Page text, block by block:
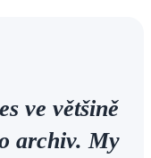
ve většině
archiv. My